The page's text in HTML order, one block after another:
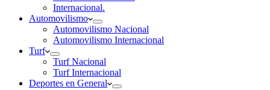
Internacional.
Automovilismo
Automovilismo Nacional
Automovilismo Internacional
Turf
Turf Nacional
Turf Internacional
Deportes en General